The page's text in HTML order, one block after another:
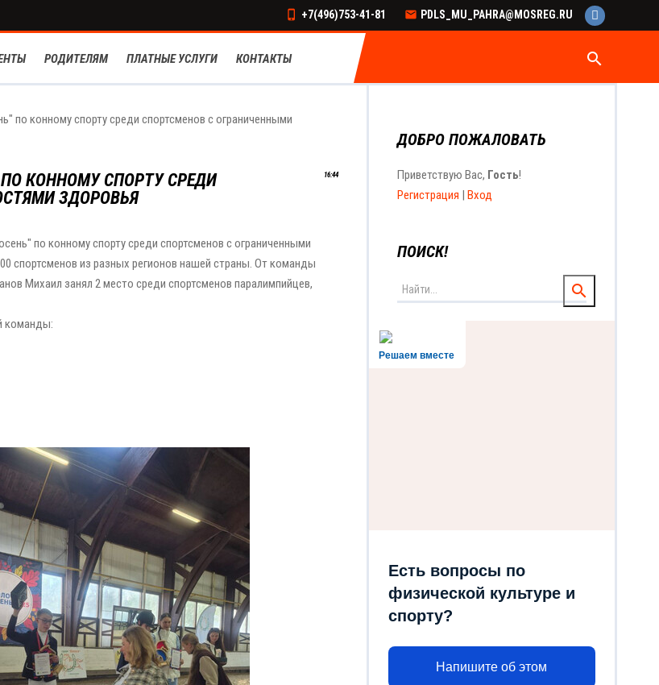
+7(496)753-41-81 PDLS_MU_PAHRA@MOSREG.RU
РОДИТЕЛЯМ ПЛАТНЫЕ УСЛУГИ КОНТАКТЫ search
по конному спорту среди спортсменов с ограниченными
16:44
КОННОМУ СПОРТУ СРЕДИ
ЗДОРОВЬЯ
по конному спорту среди спортсменов с ограниченными
спортсменов из разных регионов нашей страны. От команды
Михаил занял 2 место среди спортсменов паралимпийцев,
команды:
ДОБРО ПОЖАЛОВАТЬ
Приветствую Вас, Гость!
Регистрация | Вход
ПОИСК!
Решаем вместе
Есть вопросы по
физической культуре и
спорту?
Напишите об этом